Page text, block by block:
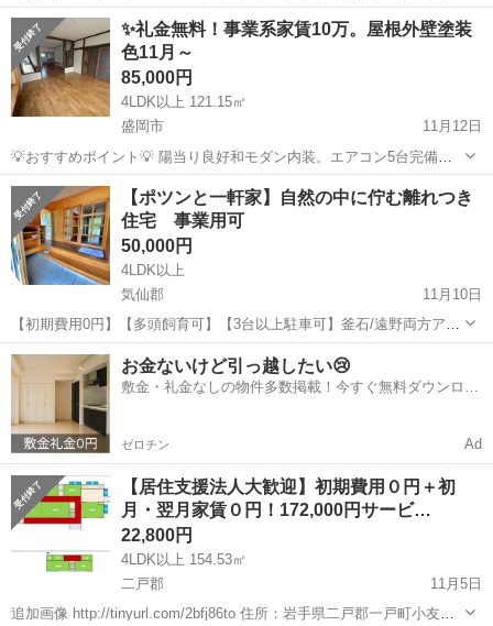
き。リフォーム済で快適な住環境。ペット相談可、閑静な住宅地で子
育てにも最適。南西向きで陽当たり良好。 ■物件名：21120 一関市関
が丘戸建 ■建物種別...
岩手 一関市 一戸建て 無料
✨️礼金無料！事業系家賃10万。屋根外壁塗装
色11月～
85,000円
4LDK以上 121.15㎡
盛岡市
11月12日
💡おすすめポイント💡 陽当り良好和モダン内装。エアコン5台完備。
水まわりはほぼ新品。内窓設置。駐車場2台無料。2025年11月以降、
屋根外壁塗装工事予定。 ■物件名：17371 上田4戸建 ■建物種別：一戸
建 ■所在地：...
岩手 盛岡市 一戸建て 無料
【ポツンと一軒家】自然の中に佇む離れつき
住宅 事業用可
50,000円
4LDK以上
気仙郡
11月10日
【初期費用0円】【多頭飼育可】【3台以上駐車可】釜石/遠野両方アク
セス可能な広々気持ちのいい戸建てのご紹介 釜石にも遠野にもアクセ
ス可能な 広々築浅戸建て賃貸物件をご紹介します。 すぐご利用開始で
きます。 内...
岩手 気仙郡 一戸建て 初期
お金ないけど引っ越したい😢
敷金・礼金なしの物件多数掲載！今すぐ無料ダウンロー
ゼロチン Ad
【居住支援法人大歓迎】初期費用０円＋初
月・翌月家賃０円！172,000円サービ…
22,800円
4LDK以上 154.53㎡
二戸郡
11月5日
追加画像 http://tinyurl.com/2bfj86to 住所：岩手県二戸郡一戸町小友字